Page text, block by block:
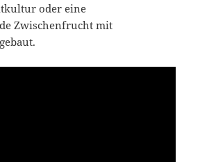
oder eine
Zwischenfrucht mit